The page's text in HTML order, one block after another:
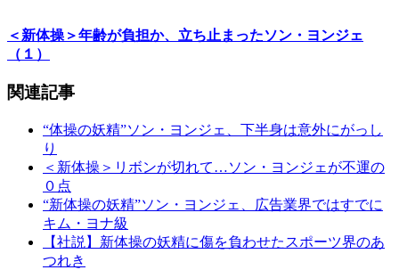
＜新体操＞年齢が負担か、立ち止まったソン・ヨンジェ
（１）
関連記事
“体操の妖精”ソン・ヨンジェ、下半身は意外にがっし
り
＜新体操＞リボンが切れて…ソン・ヨンジェが不運の
０点
“新体操の妖精”ソン・ヨンジェ、広告業界ではすでに
キム・ヨナ級
【社説】新体操の妖精に傷を負わせたスポーツ界のあ
つれき